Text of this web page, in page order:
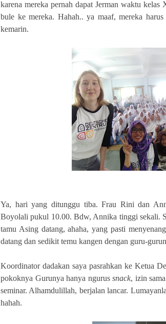
karena mereka pernah dapat Jerman waktu
bule ke mereka. Hahah.. ya maaf, mereka
kemarin.
Ya, hari yang ditunggu tiba. Frau Rini dan
Boyolali pukul 10.00. Bdw, Annika tinggi sekali.
tamu Asing datang, ahaha, yang pasti
datang dan sedikit temu kangen dengan guru-
Koordinator dadakan saya pasrahkan ke Ketua
pokoknya Gurunya hanya ngurussnack, izin
seminar. Alhamdulillah, berjalan lancar.
hahah.